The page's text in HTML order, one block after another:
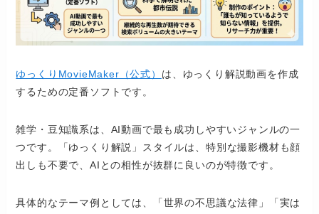
ゆっくりMovieMaker（公式） は、ゆっくり解説動画を作成
するための定番ソフトです。
雑学・豆知識系は、AI動画で最も成功しやすいジャンルの一
つです。「ゆっくり解説」スタイルは、特別な撮影機材も顔
出しも不要で、AIとの相性が抜群に良いのが特徴です。
具体的なテーマ例としては、「世界の不思議な法律」「実は